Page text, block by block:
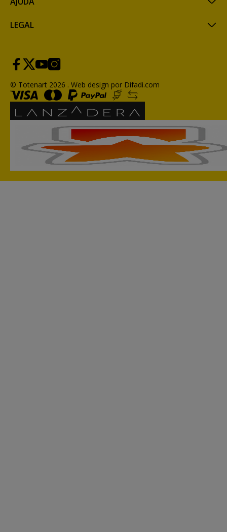
LEGAL
© Totenart 2026 . Web design por Difadi.com